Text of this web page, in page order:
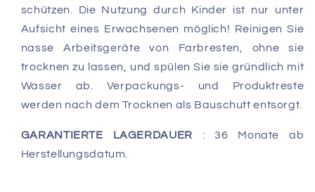
schützen. Die Nutzung durch Kinder ist nur unter
Aufsicht eines Erwachsenen möglich! Reinigen Sie
nasse Arbeitsgeräte von Farbresten, ohne sie
trocknen zu lassen, und spülen Sie sie gründlich mit
Wasser ab. Verpackungs- und Produktreste
werden nach dem Trocknen als Bauschutt entsorgt.
GARANTIERTE LAGERDAUER : 36 Monate ab
Herstellungsdatum.